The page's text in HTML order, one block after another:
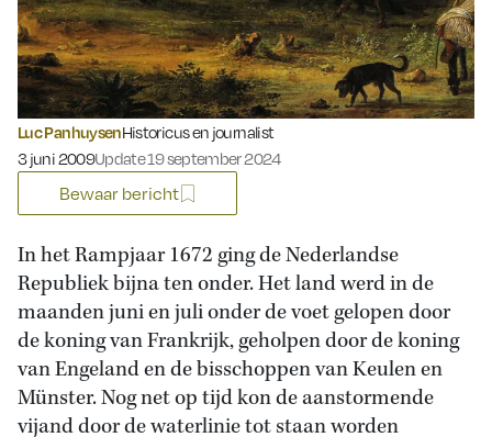
Luc PanhuysenHistoricus en journalist
Gepubliceerd op:
3 juni 2009Update 19 september 2024
Bewaar bericht
In het Rampjaar 1672 ging de Nederlandse
Republiek bijna ten onder. Het land werd in de
maanden juni en juli onder de voet gelopen door
de koning van Frankrijk, geholpen door de koning
van Engeland en de bisschoppen van Keulen en
Münster. Nog net op tijd kon de aanstormende
vijand door de waterlinie tot staan worden